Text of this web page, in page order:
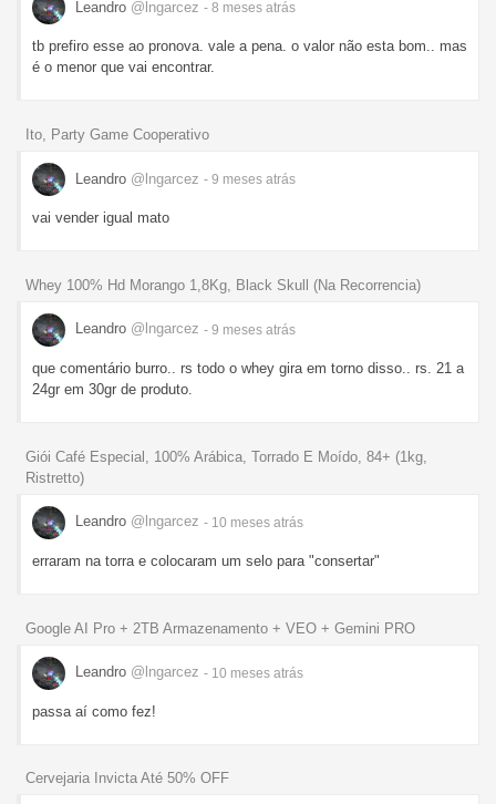
Leandro @lngarcez - 8 meses atrás
tb prefiro esse ao pronova. vale a pena. o valor não esta bom.. mas
é o menor que vai encontrar.
Ito, Party Game Cooperativo
Leandro @lngarcez - 9 meses atrás
vai vender igual mato
Whey 100% Hd Morango 1,8Kg, Black Skull (Na Recorrencia)
Leandro @lngarcez - 9 meses atrás
que comentário burro.. rs todo o whey gira em torno disso.. rs. 21 a
24gr em 30gr de produto.
Giói Café Especial, 100% Arábica, Torrado E Moído, 84+ (1kg,
Ristretto)
Leandro @lngarcez - 10 meses atrás
erraram na torra e colocaram um selo para "consertar"
Google AI Pro + 2TB Armazenamento + VEO + Gemini PRO
Leandro @lngarcez - 10 meses atrás
passa aí como fez!
Cervejaria Invicta Até 50% OFF